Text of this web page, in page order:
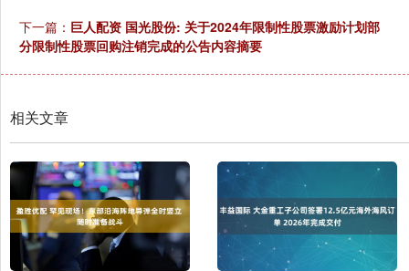
下一篇： 巨人配资 国光股份: 关于2024年限制性股票激励计划部
分限制性股票回购注销完成的公告内容摘要
相关文章